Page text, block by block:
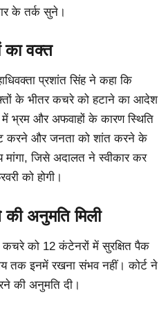
के तर्क सुने।
का वक्त
प्रशांत सिंह ने कहा कि
के भीतर कचरे को हटाने का आदेश
में भ्रम और अफवाहों के कारण स्थिति
करने और जनता को शांत करने के
मांगा, जिसे अदालत ने स्वीकार कर
को होगी।
अनुमति मिली
कचरे को 12 कंटेनरों में सुरक्षित पैक
तक इनमें रखना संभव नहीं। कोर्ट ने
की अनुमति दी।